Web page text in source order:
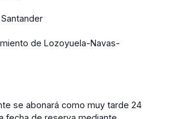
Santander
de Lozoyuela-Navas-
se abonará como muy tarde 24